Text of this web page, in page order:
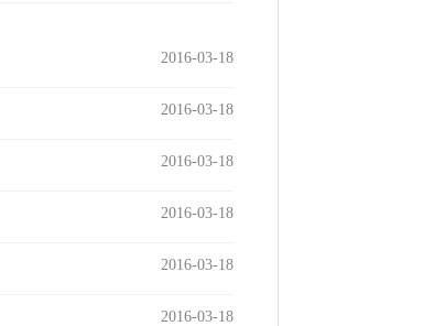
2016-03-18
2016-03-18
2016-03-18
2016-03-18
2016-03-18
2016-03-18